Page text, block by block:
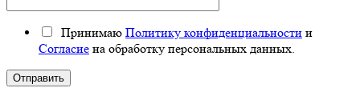
Принимаю Политику конфиденциальности и
Согласие на обработку персональных данных.
Отправить